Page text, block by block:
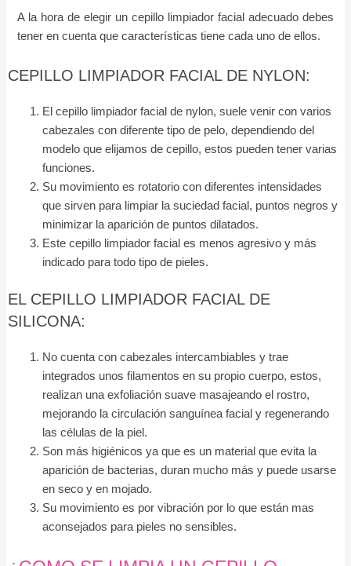
A la hora de elegir un cepillo limpiador facial adecuado debes
tener en cuenta que características tiene cada uno de ellos.
CEPILLO LIMPIADOR FACIAL DE NYLON:
El cepillo limpiador facial de nylon, suele venir con varios
cabezales con diferente tipo de pelo, dependiendo del
modelo que elijamos de cepillo, estos pueden tener varias
funciones.
Su movimiento es rotatorio con diferentes intensidades
que sirven para limpiar la suciedad facial, puntos negros y
minimizar la aparición de puntos dilatados.
Este cepillo limpiador facial es menos agresivo y más
indicado para todo tipo de pieles.
EL CEPILLO LIMPIADOR FACIAL DE
SILICONA:
No cuenta con cabezales intercambiables y trae
integrados unos filamentos en su propio cuerpo, estos,
realizan una exfoliación suave masajeando el rostro,
mejorando la circulación sanguínea facial y regenerando
las células de la piel.
Son más higiénicos ya que es un material que evita la
aparición de bacterias, duran mucho más y puede usarse
en seco y en mojado.
Su movimiento es por vibración por lo que están mas
aconsejados para pieles no sensibles.